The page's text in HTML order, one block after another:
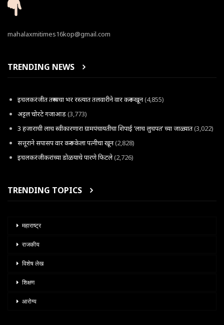
mahalaxmitimes16kop@gmail.com
TRENDING NEWS
इचलकरंजीत तरूणाचा भर रस्त्यात तलवारीने वार करून खून(4,855)
अट्टल चोरटे गजाआड(3,773)
3 हजाराची लाच स्वीकारणारा ग्रामपंचायतीचा शिपाई ‘लाच लुचपत’ च्या जाळ्यात(3,022)
सत्तूराने सपासप वार करून केला पत्नीचा खून(2,828)
इचलकरंजीकरांच्या डोळयाचे पारणे फिटले(2,726)
TRENDING TOPICS
महाराष्ट्र
राजकीय
विशेष लेख
शिक्षण
आरोग्य